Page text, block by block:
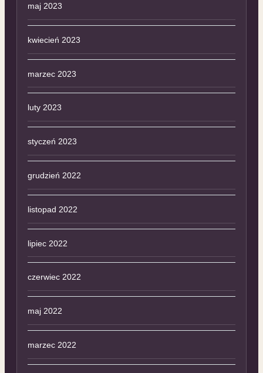
maj 2023
kwiecień 2023
marzec 2023
luty 2023
styczeń 2023
grudzień 2022
listopad 2022
lipiec 2022
czerwiec 2022
maj 2022
marzec 2022